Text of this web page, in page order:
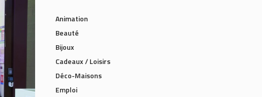
Animation
Beauté
Bijoux
Cadeaux / Loisirs
Déco-Maisons
Emploi